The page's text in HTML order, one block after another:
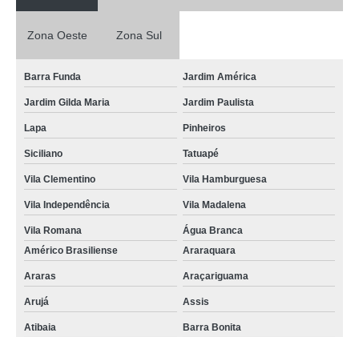
Zona Oeste Zona Sul
Barra Funda Jardim América
Jardim Gilda Maria Jardim Paulista
Lapa Pinheiros
Siciliano Tatuapé
Vila Clementino Vila Hamburguesa
Vila Independência Vila Madalena
Vila Romana
Água Branca
Américo Brasiliense
Araraquara
Araras Araçariguama
Arujá Assis
Atibaia Barra Bonita